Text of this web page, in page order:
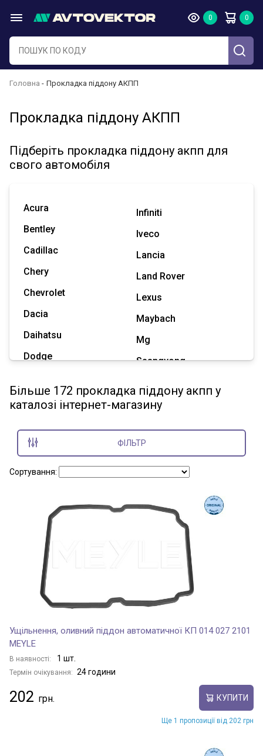
Головна Прокладка піддону АКПП
Прокладка піддону АКПП
Підберіть прокладка піддону акпп для
свого автомобіля
Acura
Bentley
Cadillac
Chery
Chevrolet
Dacia
Daihatsu
Dodge
Great Wall
Hummer
Infiniti
Iveco
Lancia
Land Rover
Lexus
Maybach
Mg
Ssangyong
Tesla
Показати всі марки
Більше 172 прокладка піддону акпп у
каталозі інтернет-магазину
ФІЛЬТР
Сортування:
Ущільнення, оливний піддон автоматичної КП 014 027 2101
MEYLE
В наявності: 1 шт.
Термін очікування: 24 години
202 КУПИТИ
Ще 1 пропозиції від 202 грн